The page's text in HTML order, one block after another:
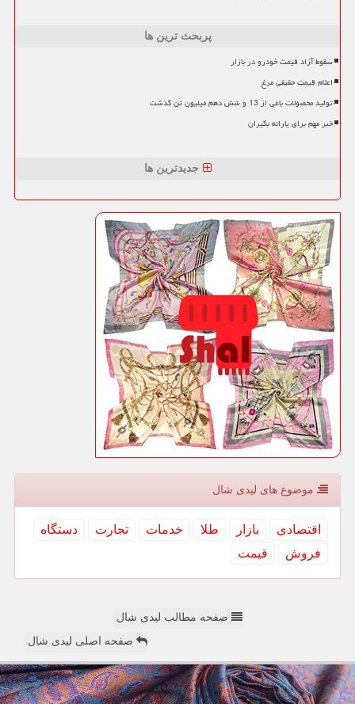
پربحث ترین ها
سقوط آزاد قیمت خودرو در بازار
اعلام قیمت حقیقی مرغ
تولید محصولات باغی از 13 و شش دهم میلیون تن گذشت
خبر مهم برای یارانه بگیران
جدیدترین ها
موضوع های لیدی شال
اقتصادی بازار طلا خدمات تجارت
دستگاه
فروش
قیمت
صفحه مطالب لیدی شال
صفحه اصلی لیدی شال